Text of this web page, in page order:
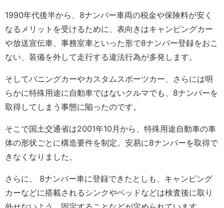
1990年代後半から、8ナンバー車両の税金や保険料が安く
なるメリットを受けるために、表向きはキャンピングカー
や放送宣伝車、事務室車といった形で8ナンバー登録をおこ
ない、装備を外して走行する違法行為が多発します。
そしてバニングカーやカスタムスポーツカー、さらには明
らかに特殊用途に自動車ではないクルマでも、8ナンバーを
取得してしまう事態に陥ったのです。
そこで国土交通省は2001年10月から、特殊用途自動車の車
体の形状ごとに構造要件を制定。安易に8ナンバーを取得で
きなくなりました。
さらに、 8ナンバー車に登録できたとしも、キャンピング
カーなどに搭載されるシンクやベッドなどは検査後に取り